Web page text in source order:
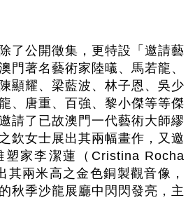
了公開徵集，更特設「邀請藝
門著名藝術家陸㬢、馬若龍、
顯耀、梁藍波、林子恩、吳少
、唐重、百強、黎小傑等等傑
請了已故澳門一代藝術大師繆
欽女士展出其兩幅畫作，又邀
家李潔蓮（ Cristina Rocha
其兩米高之金色銅製觀音像，
的秋季沙龍展廳中閃閃發亮，主